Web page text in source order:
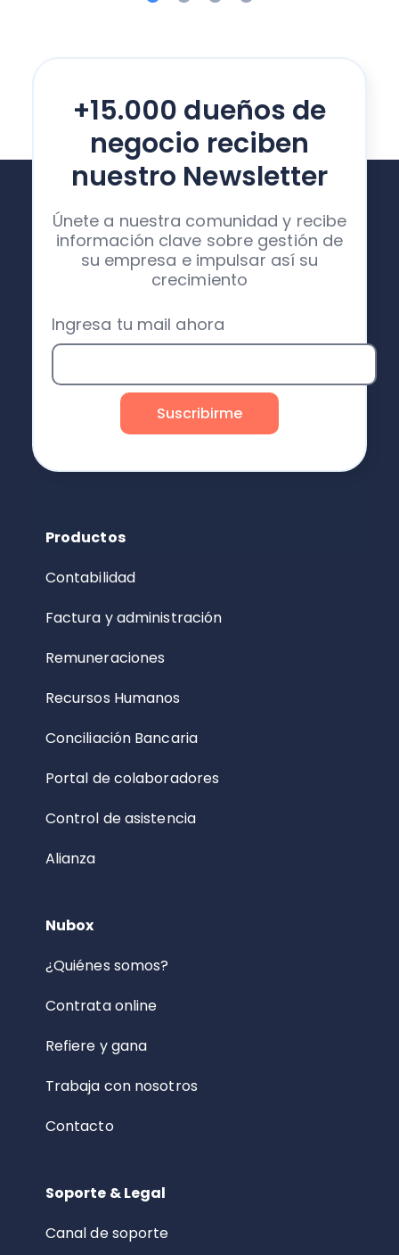
+15.000 dueños de
negocio reciben
nuestro Newsletter
Únete a nuestra comunidad y recibe
información clave sobre gestión de
su empresa e impulsar así su
crecimiento
Ingresa tu mail ahora
Productos
Contabilidad
Factura y administración
Remuneraciones
Recursos Humanos
Conciliación Bancaria
Portal de colaboradores
Control de asistencia
Alianza
Nubox
¿Quiénes somos?
Contrata online
Refiere y gana
Trabaja con nosotros
Contacto
Soporte & Legal
Canal de soporte